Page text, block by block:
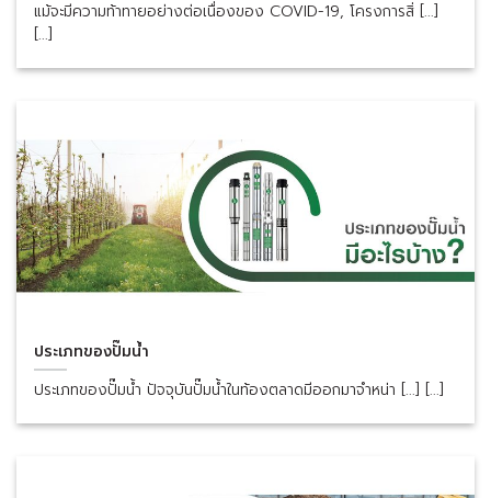
แม้จะมีความท้าทายอย่างต่อเนื่องของ COVID-19, โครงการสิ่ [...]
[...]
ประเภทของปั๊มน้ำ
ประเภทของปั๊มน้ำ ปัจจุบันปั๊มน้ำในท้องตลาดมีออกมาจำหน่า [...] [...]